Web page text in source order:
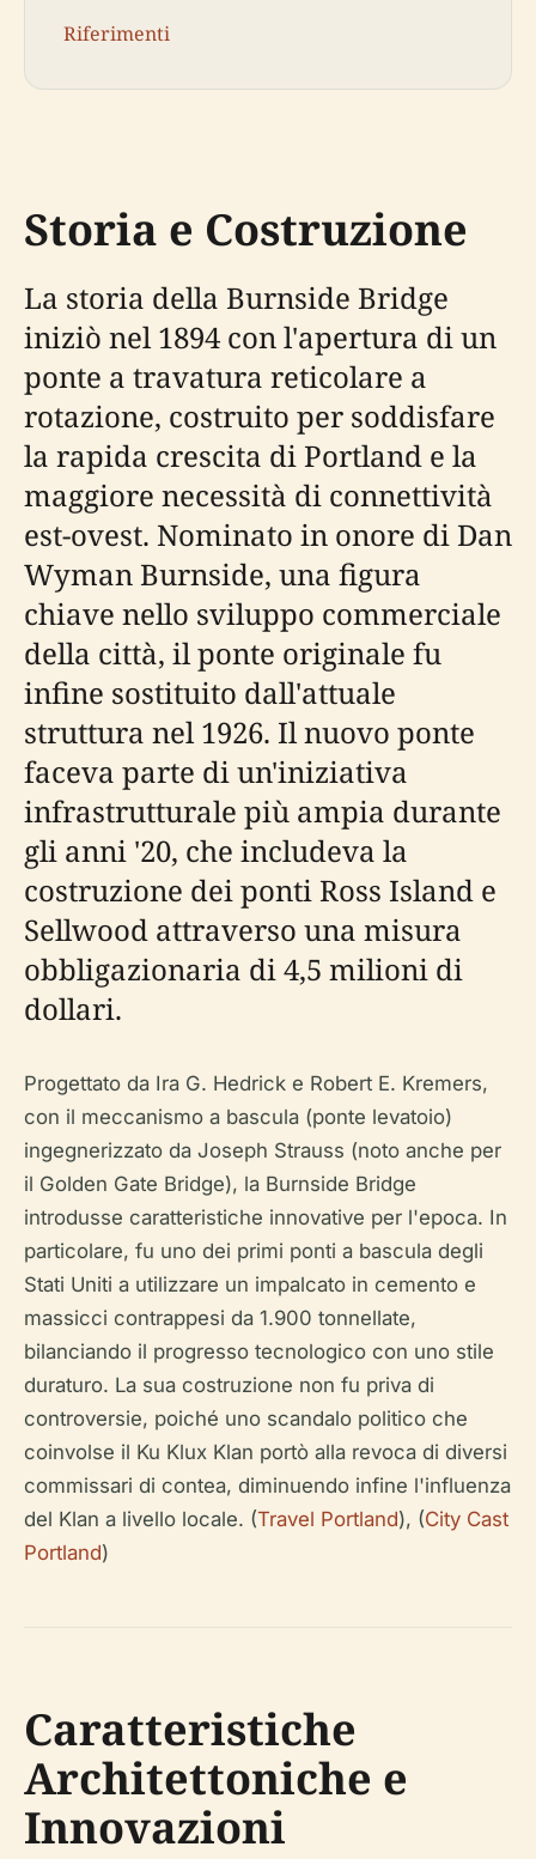
Riferimenti
Storia e Costruzione
La storia della Burnside Bridge
iniziò nel 1894 con l'apertura di un
ponte a travatura reticolare a
rotazione, costruito per soddisfare
la rapida crescita di Portland e la
maggiore necessità di connettività
est-ovest. Nominato in onore di Dan
Wyman Burnside, una figura
chiave nello sviluppo commerciale
della città, il ponte originale fu
infine sostituito dall'attuale
struttura nel 1926. Il nuovo ponte
faceva parte di un'iniziativa
infrastrutturale più ampia durante
gli anni '20, che includeva la
costruzione dei ponti Ross Island e
Sellwood attraverso una misura
obbligazionaria di 4,5 milioni di
dollari.
Progettato da Ira G. Hedrick e Robert E. Kremers,
con il meccanismo a bascula (ponte levatoio)
ingegnerizzato da Joseph Strauss (noto anche per
il Golden Gate Bridge), la Burnside Bridge
introdusse caratteristiche innovative per l'epoca. In
particolare, fu uno dei primi ponti a bascula degli
Stati Uniti a utilizzare un impalcato in cemento e
massicci contrappesi da 1.900 tonnellate,
bilanciando il progresso tecnologico con uno stile
duraturo. La sua costruzione non fu priva di
controversie, poiché uno scandalo politico che
coinvolse il Ku Klux Klan portò alla revoca di diversi
commissari di contea, diminuendo infine l'influenza
del Klan a livello locale. (Travel Portland), (City Cast
Portland)
Caratteristiche
Architettoniche e
Innovazioni